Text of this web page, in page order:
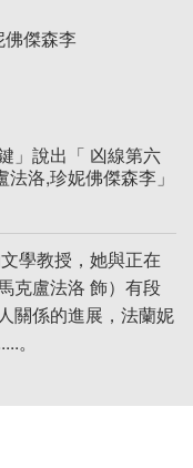
傑森李
」說出「 凶線第六
洛,珍妮佛傑森李」
學教授，她與正在
克盧法洛 飾）有段
關係的進展，法蘭妮
。